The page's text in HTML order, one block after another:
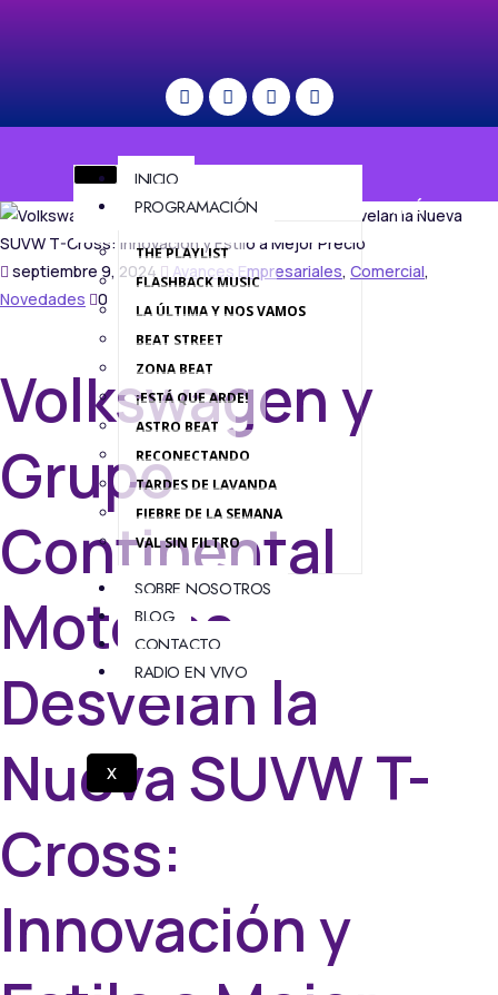
INICIO
PROGRAMACIÓN
THE PLAYLIST
FLASHBACK MUSIC
LA ÚLTIMA Y NOS VAMOS
BEAT STREET
ZONA BEAT
¡ESTÁ QUE ARDE!
ASTRO BEAT
RECONECTANDO
TARDES DE LAVANDA
FIEBRE DE LA SEMANA
VAL SIN FILTRO
SOBRE NOSOTROS
BLOG
CONTACTO
RADIO EN VIVO
X
MENÚ
septiembre 9, 2024 Avances Empresariales, Comercial,
Novedades
0
Volkswagen y
Grupo
Continental
Motores
Desvelan la
Nueva SUVW T-
Cross:
Innovación y